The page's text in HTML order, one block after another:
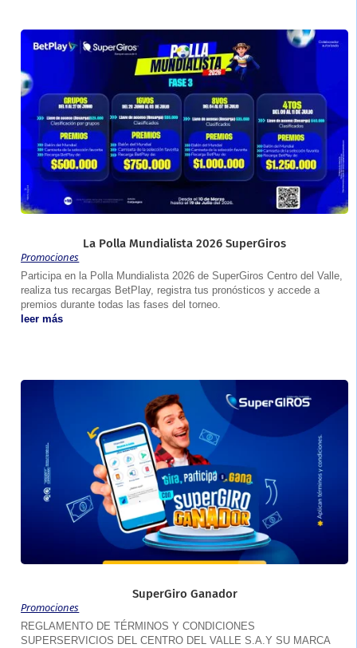
La Polla Mundialista 2026 SuperGiros
Promociones
Participa en la Polla Mundialista 2026 de SuperGiros Centro del Valle,
realiza tus recargas BetPlay, registra tus pronósticos y accede a
premios durante todas las fases del torneo.
leer más
SuperGiro Ganador
Promociones
REGLAMENTO DE TÉRMINOS Y CONDICIONES
SUPERSERVICIOS DEL CENTRO DEL VALLE S.A.Y SU MARCA